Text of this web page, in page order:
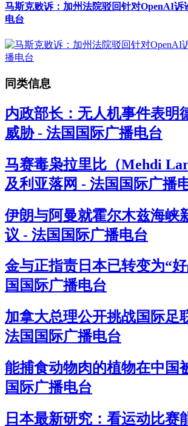
马斯克败诉：加州法院驳回针对OpenAI诉
电台
同类信息
内政部长：无人机事件表明
威胁 - 法国国际广播电台
马赛毒枭拉里比（Mehdi
及利亚落网 - 法国国际广播
伊朗与阿曼就霍尔木兹海峡
议 - 法国国际广播电台
金与正指责日本已转变为“
国国际广播电台
加拿大总理公开挑战国际足
法国国际广播电台
能捕食动物肉的植物在中国
国际广播电台
日本最新研究：看运动比赛